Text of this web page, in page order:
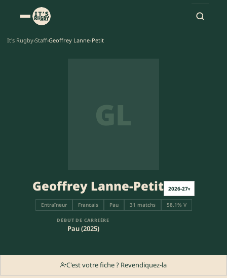
It's Rugby›Staff›Geoffrey Lanne-Petit
GL
Geoffrey Lanne-Petit 2026-27▾
Entraîneur Francais Pau 31 matchs 58.1% V
DÉBUT DE CARRIÈRE
Pau (2025)
C'est votre fiche ? Revendiquez-la